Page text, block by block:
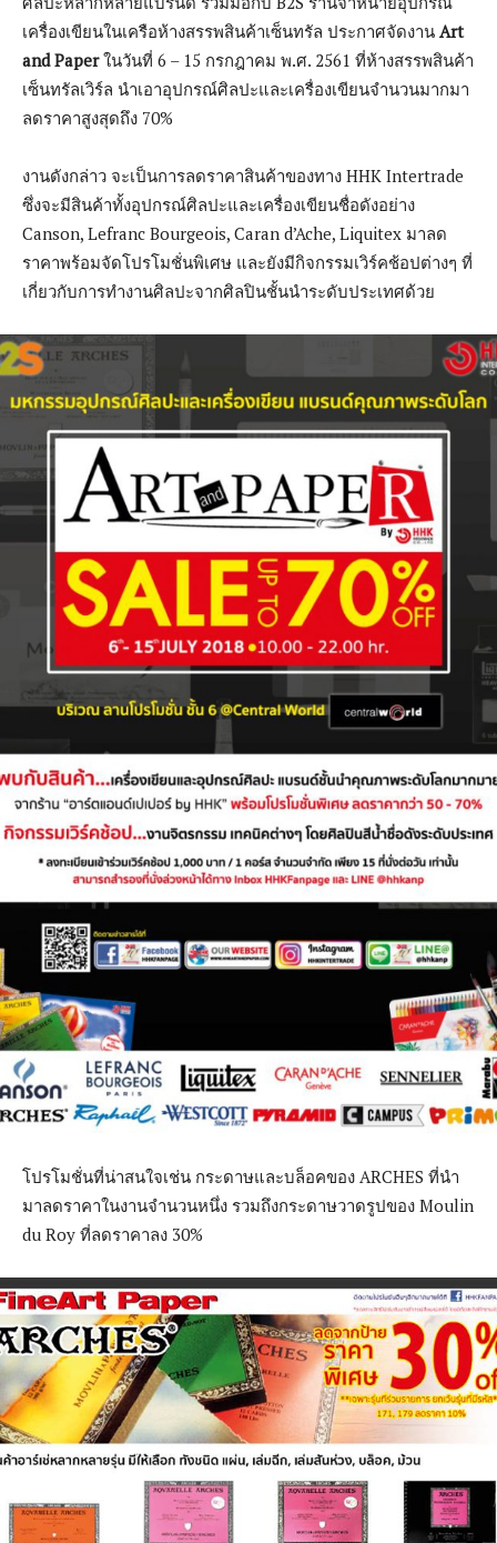
เครื่องเขียนในเครือห้างสรรพสินค้าเซ็นทรัล ประกาศจัดงาน Art
and Paperในวันที่ 6 – 15 กรกฎาคม พ.ศ. 2561 ที่ห้างสรรพสินค้า
เซ็นทรัลเวิร์ล นำเอาอุปกรณ์ศิลปะและเครื่องเขียนจำนวนมากมา
ลดราคาสูงสุดถึง 70%
งานดังกล่าว จะเป็นการลดราคาสินค้าของทาง HHK Intertrade
ซึ่งจะมีสินค้าทั้งอุปกรณ์ศิลปะและเครื่องเขียนชื่อดังอย่าง
Canson, Lefranc Bourgeois, Caran d’Ache, Liquitex มาลด
ราคาพร้อมจัดโปรโมชั่นพิเศษ และยังมีกิจกรรมเวิร์คช้อปต่างๆ ที่
เกี่ยวกับการทำงานศิลปะจากศิลปินชั้นนำระดับประเทศด้วย
โปรโมชั่นที่น่าสนใจเช่น กระดาษและบล็อคของ ARCHES ที่นำ
มาลดราคาในงานจำนวนหนึ่ง รวมถึงกระดาษวาดรูปของ Moulin
du Roy ที่ลดราคาลง 30%